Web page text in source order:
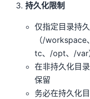
持久化限制
仅指定目录持
（/
tc、/opt、/var
在非持久化目
保留
务必在持久化